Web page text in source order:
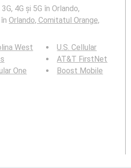
4G și 5G în Orlando,
Orlando, Comitatul Orange,
West
One
U.S. Cellular
AT&T FirstNet
Boost Mobile